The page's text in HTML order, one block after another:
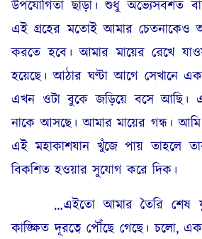
উপযোগিতা ছাড়া। শুধু অভ্যেসবশত
এই গ্রহের মতোই আমার
করতে হবে। আমার মায়ের রেখে
হয়েছে। আঠার ঘণ্টা আগে সেখানে
এখন ওটা বুকে জড়িয়ে বসে আছি।
নাকে আসছে। আমার মায়ের গন্ধ।
এই মহাকাশযান খুঁজে পায় তাহলে
বিকশিত হওয়ার সুযোগ করে দিক।
…এইতো আমার তৈরি শেষ
কাঙ্ক্ষিত দূরত্বে পৌঁছে গেছে। চলো,